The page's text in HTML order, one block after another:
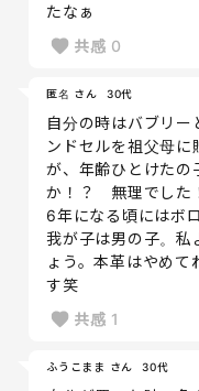
たなぁ
共感 0
匿名 さん 30代
自分の時はバブリ
ンドセルを祖父母に
が、年齢ひとけたの
か！？ 無理でした
6年になる頃にはボ
我が子は男の子。私
ょう。本革はやめて
す笑
共感 1
ふうこまま さん 30代